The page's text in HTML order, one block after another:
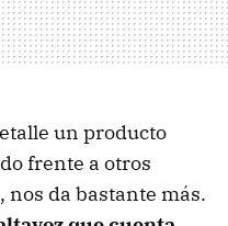
un producto
frente a otros
da bastante más.